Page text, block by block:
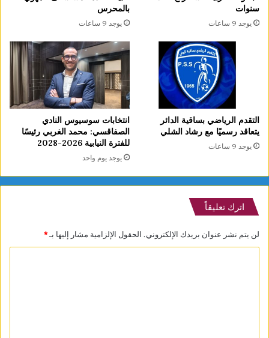
سنوات
يوجد 9 ساعات
بالمحرس
يوجد 9 ساعات
التقدم الرياضي بساقية الدائر
يتعاقد رسميًا مع رشاد الشلي
يوجد 9 ساعات
انتخابات سوسيوس النادي
الصفاقسي: محمد الغربي رئيسًا
للفترة النيابية 2026-2028
يوجد يوم واحد
اترك تعليقاً
لن يتم نشر عنوان بريدك الإلكتروني. الحقول الإلزامية مشار إليها بـ*